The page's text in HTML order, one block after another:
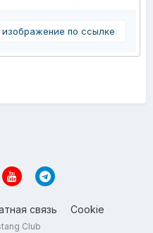
изображение по ссылке
связь Cookie
Club